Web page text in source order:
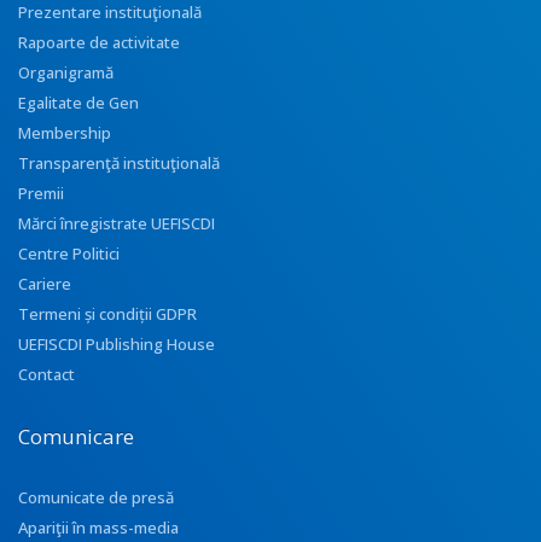
Prezentare instituţională
Rapoarte de activitate
Organigramă
Egalitate de Gen
Membership
Transparenţă instituţională
Premii
Mărci înregistrate UEFISCDI
Centre Politici
Cariere
Termeni și condiții GDPR
UEFISCDI Publishing House
Contact
Comunicare
Comunicate de presă
Apariţii în mass-media